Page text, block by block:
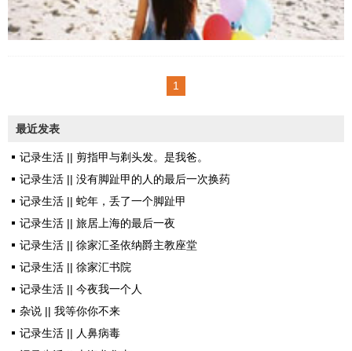
碎碎念地叨叨着进了卧室。前几
天老爷子因为心脏房颤住院治
平坐雨露均沾。但可以肯定，没
有人能够绝对的不带一丝的偏
渐长以后，似乎性别特征不断减
少，或者骨子里头有个爷儿们成
长壮大，渐生铮铮硬骨，将仅有
对，就...
我正得到那个人的支持，所以我
第一集。上面是其中女一号的一
段独白。我们每个人都有一段要
用假装幸福来支撑自己的日子
落的谷底徘徊，日升日落重复着
1
最近发表
记录生活 || 剪指甲与剃头发。是我爸。
记录生活 || 没有脚趾甲的人的最后一次换药
记录生活 || 蛇年，丢了一个脚趾甲
记录生活 || 旅居上海的最后一夜
记录生活 || 徐家汇圣依纳爵主教座堂
记录生活 || 徐家汇书院
记录生活 || 今夜我一个人
杂说 || 我等你你不来
记录生活 || 人鼻病毒